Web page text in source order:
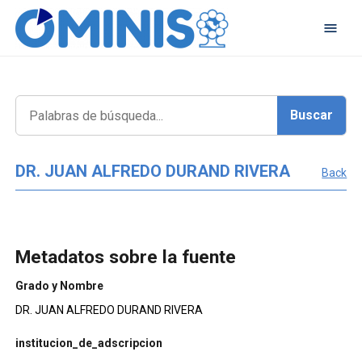
DR. JUAN ALFREDO DURAND RIVERA Back
Metadatos sobre la fuente
Grado y Nombre
DR. JUAN ALFREDO DURAND RIVERA
institucion_de_adscripcion